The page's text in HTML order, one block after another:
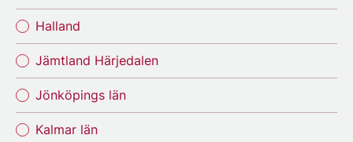
Halland
Jämtland Härjedalen
Jönköpings län
Kalmar län